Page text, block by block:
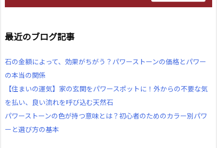
最近のブログ記事
石の金額によって、効果がちがう？パワーストーンの価格とパワー
の本当の関係
【住まいの運気】家の玄関をパワースポットに！外からの不要な気
を払い、良い流れを呼び込む天然石
パワーストーンの色が持つ意味とは？初心者のためのカラー別パワ
ーと選び方の基本